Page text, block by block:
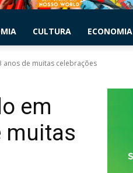
CULTURA ECONOMIA
de muitas celebrações
em
muitas